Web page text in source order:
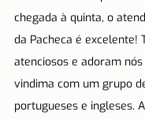
chegada à quinta, o
da Pacheca é excelente!
atenciosos e adoram
vindima com um grupo
portugueses e ingleses.